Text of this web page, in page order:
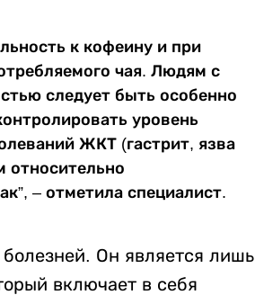
к кофеину и при
чая. Людям с
следует быть особенно
уровень
ЖКТ (гастрит, язва
относительно
– отметила специалист.
Он является лишь
включает в себя